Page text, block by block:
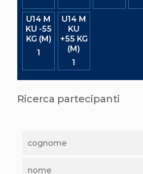
Corsi di
Corsi FIJLKAM-
Corsi Preparatore
Edutraining class -
Corso dirigenti
Corso Direttore di
News
Modulistica
U14 M
KU -55
KG (M)
1
U14 M
KU
+55 KG
(M)
1
Ricerca partecipanti